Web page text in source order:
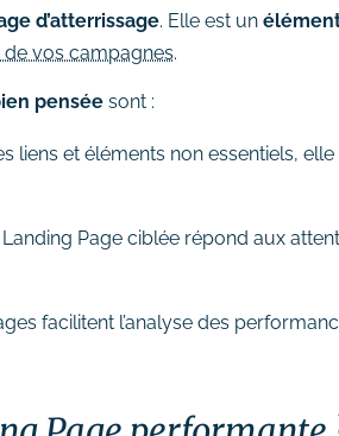
d’atterrissage. Elle est un
de vos campagnes.
pensée sont :
liens et éléments non essentiels,
Landing Page ciblée répond aux
facilitent l’analyse des